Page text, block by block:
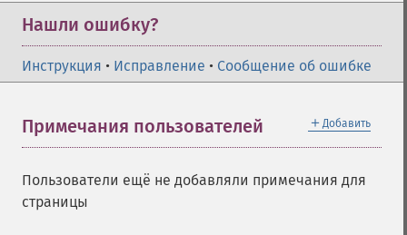
Нашли ошибку?
Инструкция • Исправление • Сообщение об ошибке
＋ Добавить
Примечания пользователей
Пользователи ещё не добавляли примечания для
страницы